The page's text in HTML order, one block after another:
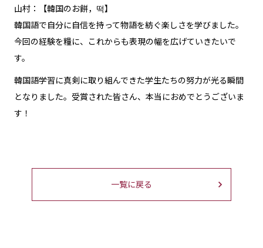
山村：【韓国のお餅，떡】
韓国語で自分に自信を持って物語を紡ぐ楽しさを学びました。
今回の経験を糧に、これからも表現の幅を広げていきたいで
す。
韓国語学習に真剣に取り組んできた学生たちの努力が光る瞬間
となりました。受賞された皆さん、本当におめでとうございま
す！
一覧に戻る